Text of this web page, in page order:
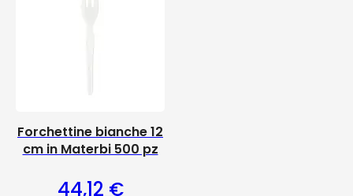
Forchettine bianche 12
cm in Materbi 500 pz
44,12 €